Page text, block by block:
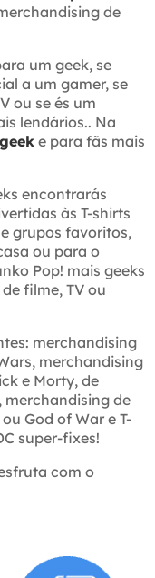
de
um geek, se
a um gamer, se
ou se és um
lendários.. Na
e para fãs mais
encontrarás
às T-shirts
grupos favoritos,
ou para o
Pop! mais geeks
filme, TV ou
merchandising
merchandising
e Morty, de
merchandising de
God of War e T-
super-fixes!
com o